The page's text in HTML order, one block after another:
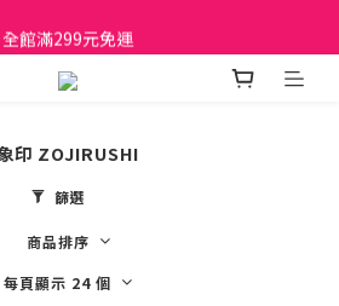
際牌 原廠管制價格 私訊優惠價
全館滿299元免運
際牌 原廠管制價格 私訊優惠價
印 ZOJIRUSHI
篩選
商品排序
每頁顯示 24 個